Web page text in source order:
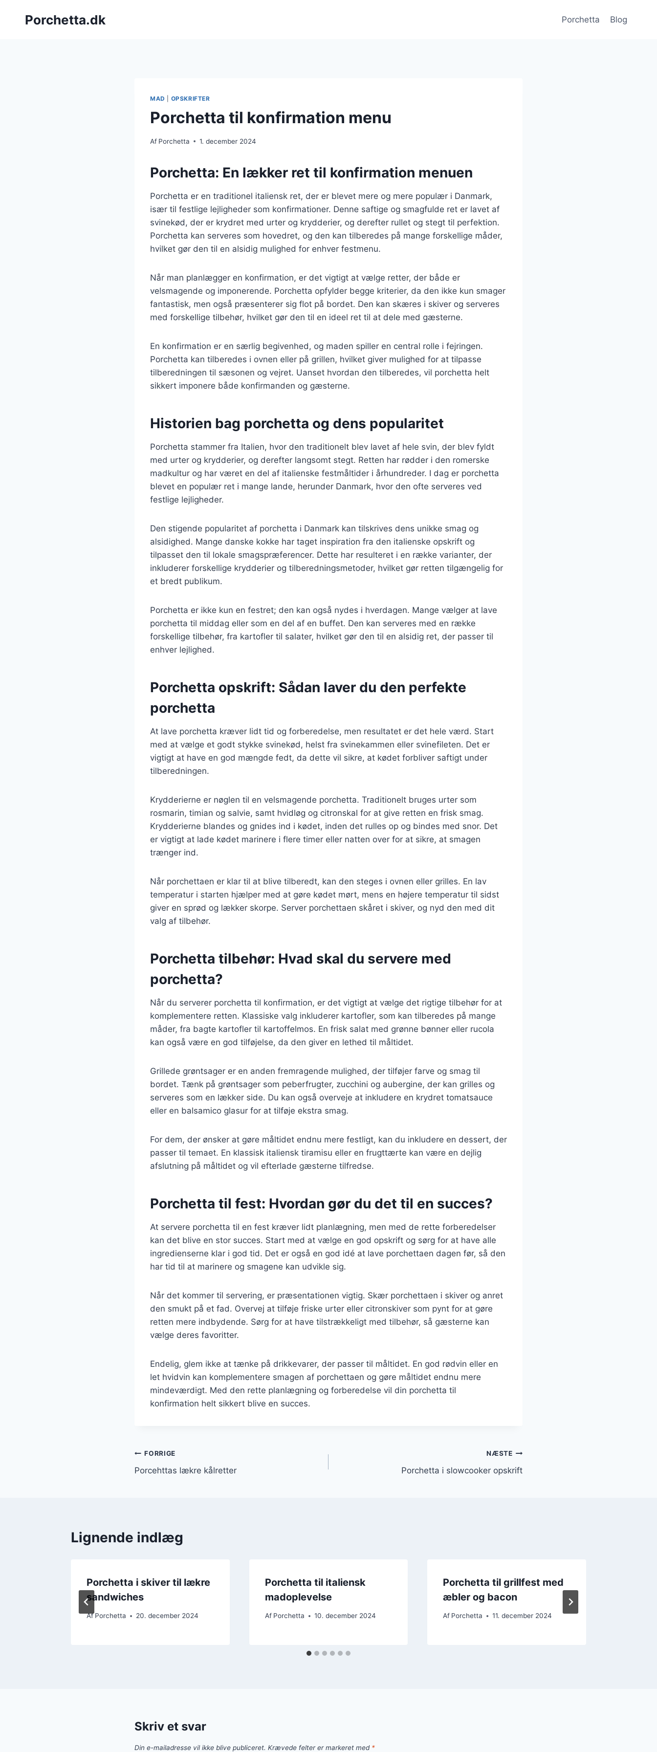
Porchetta.dk Porchetta Blog
MAD OPSKRIFTER
Porchetta til konfirmation menu
Af Porchetta 1. december 2024
Porchetta: En lækker ret til konfirmation menuen
Porchetta er en traditionel italiensk ret, der er blevet mere og mere populær i Danmark,
især til festlige lejligheder som konfirmationer. Denne saftige og smagfulde ret er lavet af
svinekød, der er krydret med urter og krydderier, og derefter rullet og stegt til perfektion.
Porchetta kan serveres som hovedret, og den kan tilberedes på mange forskellige måder,
hvilket gør den til en alsidig mulighed for enhver festmenu.
Når man planlægger en konfirmation, er det vigtigt at vælge retter, der både er
velsmagende og imponerende. Porchetta opfylder begge kriterier, da den ikke kun smager
fantastisk, men også præsenterer sig flot på bordet. Den kan skæres i skiver og serveres
med forskellige tilbehør, hvilket gør den til en ideel ret til at dele med gæsterne.
En konfirmation er en særlig begivenhed, og maden spiller en central rolle i fejringen.
Porchetta kan tilberedes i ovnen eller på grillen, hvilket giver mulighed for at tilpasse
tilberedningen til sæsonen og vejret. Uanset hvordan den tilberedes, vil porchetta helt
sikkert imponere både konfirmanden og gæsterne.
Historien bag porchetta og dens popularitet
Porchetta stammer fra Italien, hvor den traditionelt blev lavet af hele svin, der blev fyldt
med urter og krydderier, og derefter langsomt stegt. Retten har rødder i den romerske
madkultur og har været en del af italienske festmåltider i århundreder. I dag er porchetta
blevet en populær ret i mange lande, herunder Danmark, hvor den ofte serveres ved
festlige lejligheder.
Den stigende popularitet af porchetta i Danmark kan tilskrives dens unikke smag og
alsidighed. Mange danske kokke har taget inspiration fra den italienske opskrift og
tilpasset den til lokale smagspræferencer. Dette har resulteret i en række varianter, der
inkluderer forskellige krydderier og tilberedningsmetoder, hvilket gør retten tilgængelig for
et bredt publikum.
Porchetta er ikke kun en festret; den kan også nydes i hverdagen. Mange vælger at lave
porchetta til middag eller som en del af en buffet. Den kan serveres med en række
forskellige tilbehør, fra kartofler til salater, hvilket gør den til en alsidig ret, der passer til
enhver lejlighed.
Porchetta opskrift: Sådan laver du den perfekte
porchetta
At lave porchetta kræver lidt tid og forberedelse, men resultatet er det hele værd. Start
med at vælge et godt stykke svinekød, helst fra svinekammen eller svinefileten. Det er
vigtigt at have en god mængde fedt, da dette vil sikre, at kødet forbliver saftigt under
tilberedningen.
Krydderierne er nøglen til en velsmagende porchetta. Traditionelt bruges urter som
rosmarin, timian og salvie, samt hvidløg og citronskal for at give retten en frisk smag.
Krydderierne blandes og gnides ind i kødet, inden det rulles op og bindes med snor. Det
er vigtigt at lade kødet marinere i flere timer eller natten over for at sikre, at smagen
trænger ind.
Når porchettaen er klar til at blive tilberedt, kan den steges i ovnen eller grilles. En lav
temperatur i starten hjælper med at gøre kødet mørt, mens en højere temperatur til sidst
giver en sprød og lækker skorpe. Server porchettaen skåret i skiver, og nyd den med dit
valg af tilbehør.
Porchetta tilbehør: Hvad skal du servere med
porchetta?
Når du serverer porchetta til konfirmation, er det vigtigt at vælge det rigtige tilbehør for at
komplementere retten. Klassiske valg inkluderer kartofler, som kan tilberedes på mange
måder, fra bagte kartofler til kartoffelmos. En frisk salat med grønne bønner eller rucola
kan også være en god tilføjelse, da den giver en lethed til måltidet.
Grillede grøntsager er en anden fremragende mulighed, der tilføjer farve og smag til
bordet. Tænk på grøntsager som peberfrugter, zucchini og aubergine, der kan grilles og
serveres som en lækker side. Du kan også overveje at inkludere en krydret tomatsauce
eller en balsamico glasur for at tilføje ekstra smag.
For dem, der ønsker at gøre måltidet endnu mere festligt, kan du inkludere en dessert, der
passer til temaet. En klassisk italiensk tiramisu eller en frugttærte kan være en dejlig
afslutning på måltidet og vil efterlade gæsterne tilfredse.
Porchetta til fest: Hvordan gør du det til en succes?
At servere porchetta til en fest kræver lidt planlægning, men med de rette forberedelser
kan det blive en stor succes. Start med at vælge en god opskrift og sørg for at have alle
ingredienserne klar i god tid. Det er også en god idé at lave porchettaen dagen før, så den
har tid til at marinere og smagene kan udvikle sig.
Når det kommer til servering, er præsentationen vigtig. Skær porchettaen i skiver og anret
den smukt på et fad. Overvej at tilføje friske urter eller citronskiver som pynt for at gøre
retten mere indbydende. Sørg for at have tilstrækkeligt med tilbehør, så gæsterne kan
vælge deres favoritter.
Endelig, glem ikke at tænke på drikkevarer, der passer til måltidet. En god rødvin eller en
let hvidvin kan komplementere smagen af porchettaen og gøre måltidet endnu mere
mindeværdigt. Med den rette planlægning og forberedelse vil din porchetta til
konfirmation helt sikkert blive en succes.
Indlægsnavigation
FORRIGE
Porcehttas lækre kålretter
NÆSTE
Porchetta i slowcooker opskrift
Lignende indlæg
Porchetta i skiver til lækre
sandwiches
Af Porchetta 20. december 2024
Porchetta til italiensk
madoplevelse
Af Porchetta 10. december 2024
Porchetta til grillfest med
æbler og bacon
Af Porchetta 11. december 2024
Skriv et svar
Din e-mailadresse vil ikke blive publiceret. Krævede felter er markeret med *